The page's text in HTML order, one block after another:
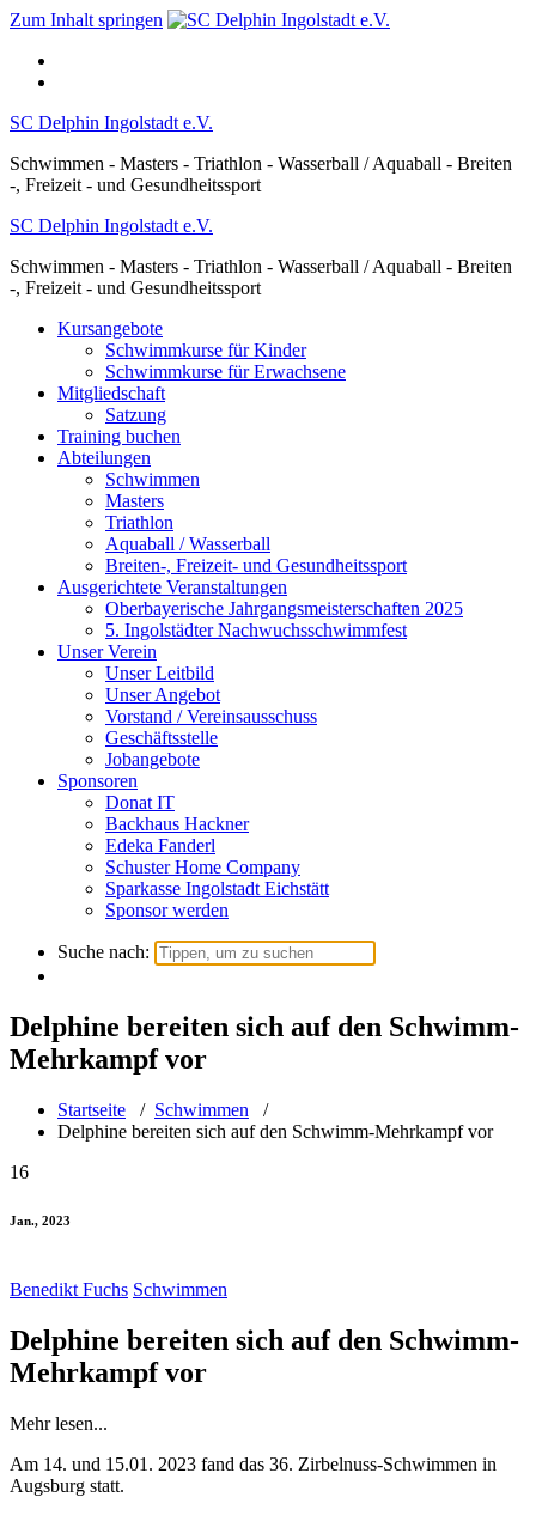
Zum Inhalt springen
SC Delphin Ingolstadt e.V.
Schwimmen - Masters - Triathlon - Wasserball / Aquaball - Breiten
-, Freizeit - und Gesundheitssport
SC Delphin Ingolstadt e.V.
Schwimmen - Masters - Triathlon - Wasserball / Aquaball - Breiten
-, Freizeit - und Gesundheitssport
Kursangebote
Schwimmkurse für Kinder
Schwimmkurse für Erwachsene
Mitgliedschaft
Satzung
Training buchen
Abteilungen
Schwimmen
Masters
Triathlon
Aquaball / Wasserball
Breiten-, Freizeit- und Gesundheitssport
Ausgerichtete Veranstaltungen
Oberbayerische Jahrgangsmeisterschaften 2025
5. Ingolstädter Nachwuchsschwimmfest
Unser Verein
Unser Leitbild
Unser Angebot
Vorstand / Vereinsausschuss
Geschäftsstelle
Jobangebote
Sponsoren
Donat IT
Backhaus Hackner
Edeka Fanderl
Schuster Home Company
Sparkasse Ingolstadt Eichstätt
Sponsor werden
Suche nach:
Delphine bereiten sich auf den Schwimm-
Mehrkampf vor
Startseite / Schwimmen /
Delphine bereiten sich auf den Schwimm-Mehrkampf vor
16
Jan., 2023
Benedikt Fuchs Schwimmen
Delphine bereiten sich auf den Schwimm-
Mehrkampf vor
Mehr lesen...
Am 14. und 15.01. 2023 fand das 36. Zirbelnuss-Schwimmen in
Augsburg statt.